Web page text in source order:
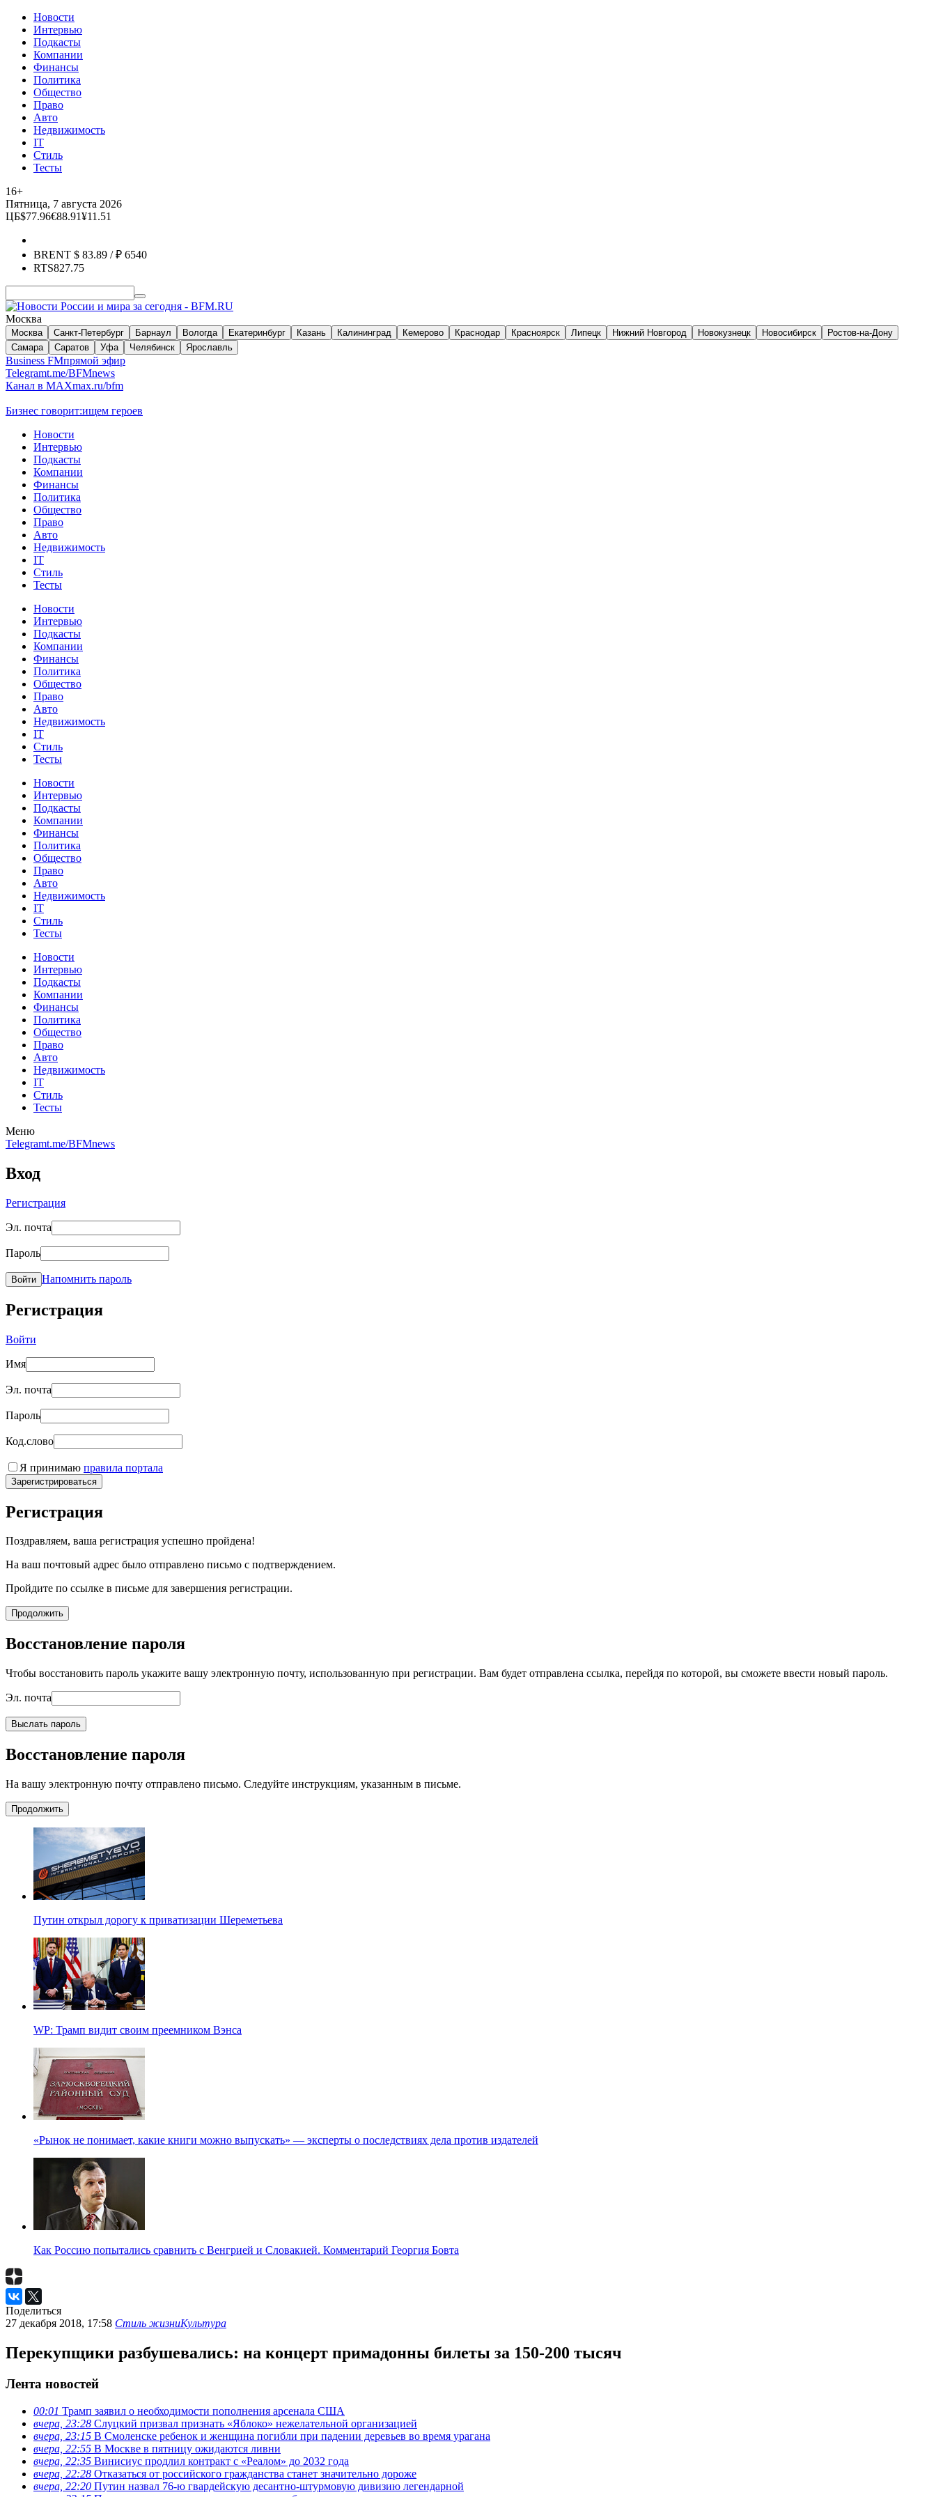
Новости
Интервью
Подкасты
Компании
Финансы
Политика
Общество
Право
Авто
Недвижимость
IT
Стиль
Тесты
16+
Пятница, 7 августа 2026
ЦБ$77.96€88.91¥11.51
BRENT $ 83.89 / ₽ 6540
RTS827.75
Москва
Москва Санкт-Петербург Барнаул Вологда Екатеринбург Казань Калининград Кемерово Краснодар Красноярск Липецк Нижний Новгород Новокузнецк Новосибирск
Ростов-на-Дону
Самара
Саратов Уфа Челябинск Ярославль
Business FMпрямой эфир
Telegramt.me/BFMnews
Канал в MAXmax.ru/bfm
Бизнес говорит:ищем героев
Новости
Интервью
Подкасты
Компании
Финансы
Политика
Общество
Право
Авто
Недвижимость
IT
Стиль
Тесты
Новости
Интервью
Подкасты
Компании
Финансы
Политика
Общество
Право
Авто
Недвижимость
IT
Стиль
Тесты
Новости
Интервью
Подкасты
Компании
Финансы
Политика
Общество
Право
Авто
Недвижимость
IT
Стиль
Тесты
Новости
Интервью
Подкасты
Компании
Финансы
Политика
Общество
Право
Авто
Недвижимость
IT
Стиль
Тесты
Меню
Telegramt.me/BFMnews
Вход
Регистрация
Эл. почта
Пароль
Войти Напомнить пароль
Регистрация
Войти
Имя
Эл. почта
Пароль
Код.слово
Я принимаю правила портала
Зарегистрироваться
Регистрация
Поздравляем, ваша регистрация успешно пройдена!
На ваш почтовый адрес было отправлено письмо с подтверждением.
Пройдите по ссылке в письме для завершения регистрации.
Продолжить
Восстановление пароля
Чтобы восстановить пароль укажите вашу электронную почту, использованную при регистрации. Вам будет отправлена ссылка, перейдя по которой, вы сможете ввести новый пароль.
Эл. почта
Выслать пароль
Восстановление пароля
На вашу электронную почту отправлено письмо. Следуйте инструкциям, указанным в письме.
Продолжить
Путин открыл дорогу к приватизации Шереметьева
WP: Трамп видит своим преемником Вэнса
«Рынок не понимает, какие книги можно выпускать» — эксперты о последствиях дела против издателей
Как Россию попытались сравнить с Венгрией и Словакией. Комментарий Георгия Бовта
Поделиться
27 декабря 2018, 17:58 Стиль жизниКультура
Перекупщики разбушевались: на концерт примадонны билеты за 150-200 тысяч
Лента новостей
00:01 Трамп заявил о необходимости пополнения арсенала США
вчера, 23:28 Слуцкий призвал признать «Яблоко» нежелательной организацией
вчера, 23:15 В Смоленске ребенок и женщина погибли при падении деревьев во время урагана
вчера, 22:55 В Москве в пятницу ожидаются ливни
вчера, 22:35 Винисиус продлил контракт с «Реалом» до 2032 года
вчера, 22:28 Отказаться от российского гражданства станет значительно дороже
вчера, 22:20 Путин назвал 76-ю гвардейскую десантно-штурмовую дивизию легендарной